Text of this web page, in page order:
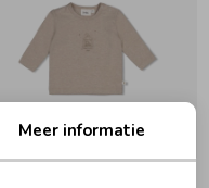
Meer informatie